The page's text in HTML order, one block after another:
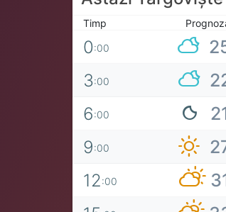
Timp
0:00
3:00
6:00
9:00
12:00